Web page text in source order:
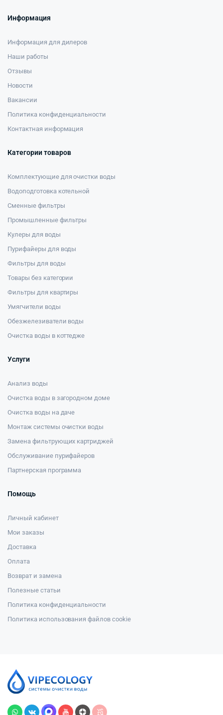
Информация
Информация для дилеров
Наши работы
Отзывы
Новости
Вакансии
Политика конфиденциальности
Контактная информация
Категории товаров
Комплектующие для очистки воды
Водоподготовка котельной
Сменные фильтры
Промышленные фильтры
Кулеры для воды
Пурифайеры для воды
Фильтры для воды
Товары без категории
Фильтры для квартиры
Умягчители воды
Обезжелезиватели воды
Очистка воды в коттедже
Услуги
Анализ воды
Очистка воды в загородном доме
Очистка воды на даче
Монтаж системы очистки воды
Замена фильтрующих картриджей
Обслуживание пурифайеров
Партнерская программа
Помощь
Личный кабинет
Мои заказы
Доставка
Оплата
Возврат и замена
Полезные статьи
Политика конфиденциальности
Политика использования файлов cookie